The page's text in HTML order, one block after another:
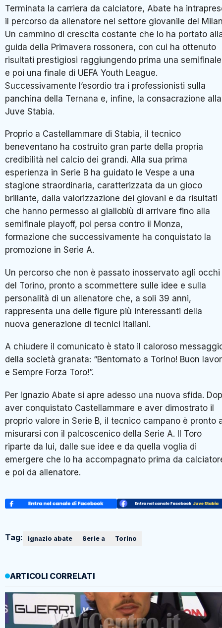
Terminata la carriera da calciatore, Abate ha
il percorso da allenatore nel settore giovanile del
Un cammino di crescita costante che lo ha portato
guida della Primavera rossonera, con cui ha ottenuto
risultati prestigiosi raggiungendo prima una semifinale
e poi una finale di UEFA Youth League.
Successivamente l’esordio tra i professionisti sulla
panchina della Ternana e, infine, la consacrazione alla
Juve Stabia.
Proprio a Castellammare di Stabia, il tecnico
beneventano ha costruito gran parte della propria
credibilità nel calcio dei grandi. Alla sua prima
esperienza in Serie B ha guidato le Vespe a una
stagione straordinaria, caratterizzata da un gioco
brillante, dalla valorizzazione dei giovani e da risultati
che hanno permesso ai gialloblù di arrivare fino alla
semifinale playoff, poi persa contro il Monza,
formazione che successivamente ha conquistato la
promozione in Serie A.
Un percorso che non è passato inosservato agli occhi
del Torino, pronto a scommettere sulle idee e sulla
personalità di un allenatore che, a soli 39 anni,
rappresenta una delle figure più interessanti della
nuova generazione di tecnici italiani.
A chiudere il comunicato è stato il caloroso
della società granata: “Bentornato a Torino! Buon
e Sempre Forza Toro!”.
Per Ignazio Abate si apre adesso una nuova sfida.
aver conquistato Castellammare e aver dimostrato il
proprio valore in Serie B, il tecnico campano è pronto
misurarsi con il palcoscenico della Serie A. Il Toro
riparte da lui, dalle sue idee e da quella voglia di
emergere che lo ha accompagnato prima da
e poi da allenatore.
Tag: ignazio abate Serie a Torino
ARTICOLI CORRELATI